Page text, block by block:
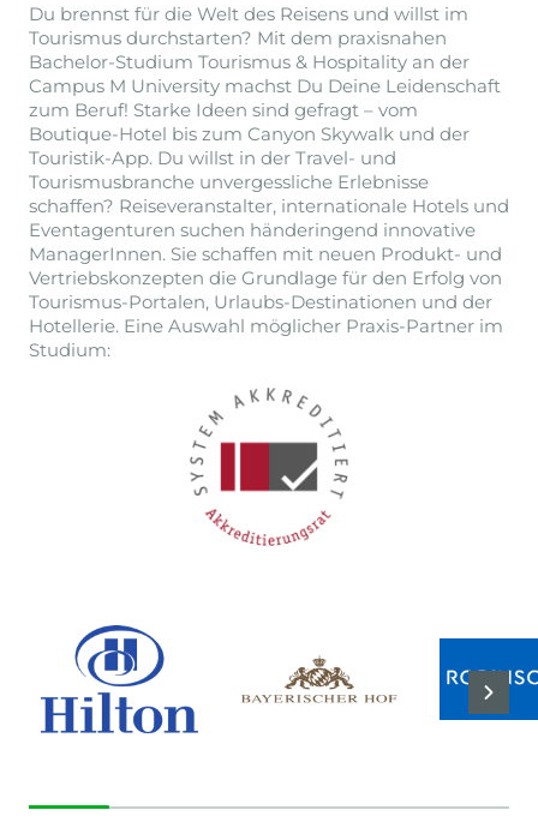
Du brennst für die Welt des Reisens und willst im
Tourismus durchstarten? Mit dem praxisnahen
Bachelor-Studium Tourismus & Hospitality an der
Campus M University machst Du Deine Leidenschaft
zum Beruf! Starke Ideen sind gefragt – vom
Boutique-Hotel bis zum Canyon Skywalk und der
Touristik-App. Du willst in der Travel- und
Tourismusbranche unvergessliche Erlebnisse
schaffen? Reiseveranstalter, internationale Hotels und
Eventagenturen suchen händeringend innovative
ManagerInnen. Sie schaffen mit neuen Produkt- und
Vertriebskonzepten die Grundlage für den Erfolg von
Tourismus-Portalen, Urlaubs-Destinationen und der
Hotellerie. Eine Auswahl möglicher Praxis-Partner im
Studium: